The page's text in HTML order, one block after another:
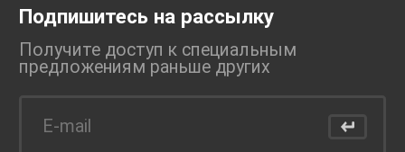
Подпишитесь на рассылку
Получите доступ к специальным
предложениям раньше других